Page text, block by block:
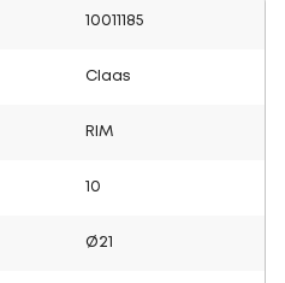
10011185
Claas
RIM
10
Ø21